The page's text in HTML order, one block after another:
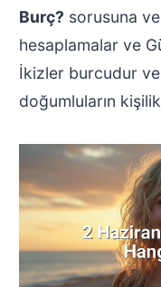
Burç? sorusuna
hesaplamalar ve
İkizler burcudur
doğumluların